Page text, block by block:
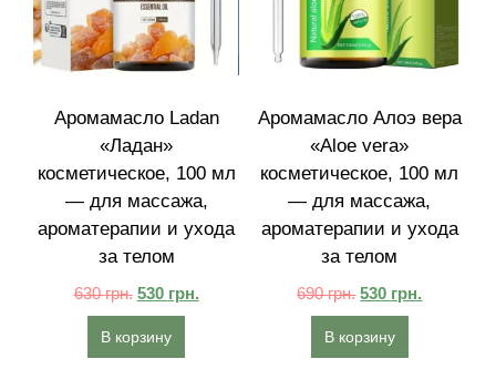
Аромамасло Ladan
«Ладан»
косметическое, 100 мл
— для массажа,
ароматерапии и ухода
за телом
630грн. 530 грн.
В корзину
Аромамасло Алоэ вера
«Aloe vera»
косметическое, 100 мл
— для массажа,
ароматерапии и ухода
за телом
690грн. 530 грн.
В корзину